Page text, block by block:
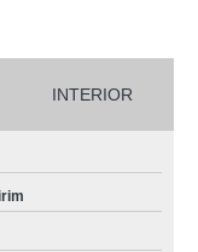
INTERIOR